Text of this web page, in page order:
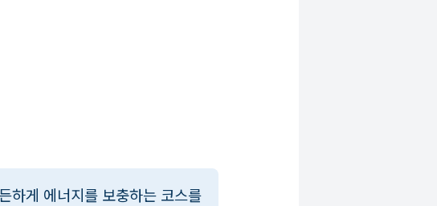
하게 에너지를 보충하는 코스를